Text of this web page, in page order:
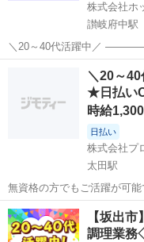
株式会社ホ
讃岐府中駅
＼20～40代活躍中／ ——————————————————— ◆仕
事内容◆
讃岐府
＼20～
★日払い
時給
日払い
株式会社プ
太田駅
無資格の方でもご活躍が可能
調理の経験が活かせます! 支援学校の給食調理スタッフを募集 提供す
る食数は朝夕が各15食で昼食が
供のお仕事...
香川 太田駅 キッチン
【坂出
調理業